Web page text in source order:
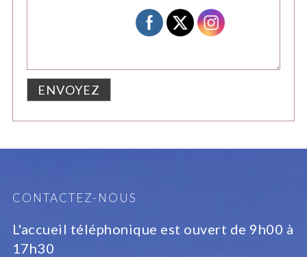
CONTACTEZ-NOUS
L'accueil téléphonique est ouvert de 9h00 à
17h30